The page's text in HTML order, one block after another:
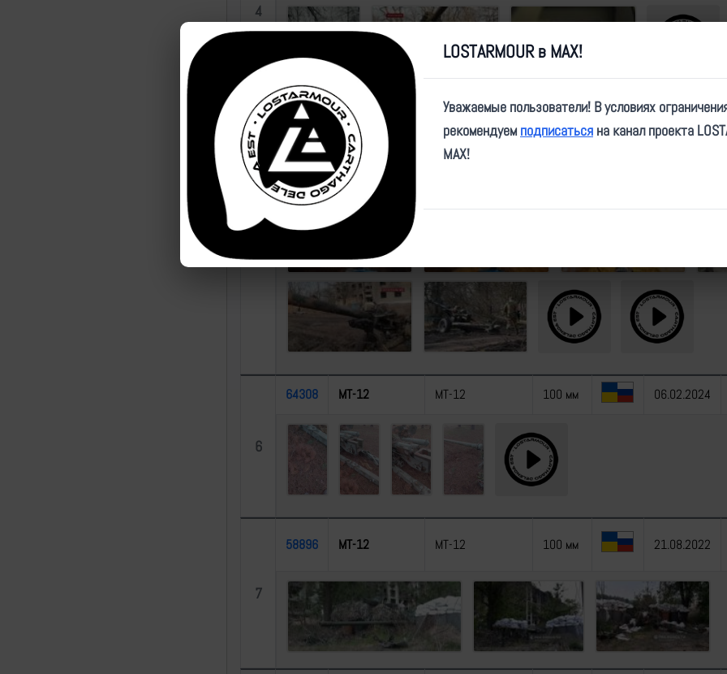
4
56415 M119 L118/L119/M119
6
64308 МТ-12 МТ-12 100 мм 06.02.2024
7
58896 МТ-12 МТ-12 100 мм 21.08.2022
LOSTARMOUR в MAX!
Уважаемые пользователи! В условиях
рекомендуем подписаться на канал проекта
MAX!